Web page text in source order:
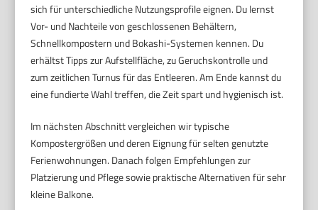
sich für unterschiedliche Nutzungsprofile eignen. Du lernst
Vor- und Nachteile von geschlossenen Behältern,
Schnellkompostern und Bokashi-Systemen kennen. Du
erhältst Tipps zur Aufstellfläche, zu Geruchskontrolle und
zum zeitlichen Turnus für das Entleeren. Am Ende kannst du
eine fundierte Wahl treffen, die Zeit spart und hygienisch ist.
Im nächsten Abschnitt vergleichen wir typische
Kompostergrößen und deren Eignung für selten genutzte
Ferienwohnungen. Danach folgen Empfehlungen zur
Platzierung und Pflege sowie praktische Alternativen für sehr
kleine Balkone.